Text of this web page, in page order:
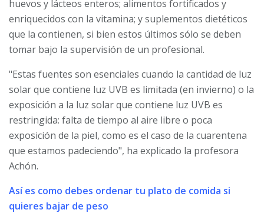
huevos y lácteos enteros; alimentos fortificados y
enriquecidos con la vitamina; y suplementos dietéticos
que la contienen, si bien estos últimos sólo se deben
tomar bajo la supervisión de un profesional.
"Estas fuentes son esenciales cuando la cantidad de luz
solar que contiene luz UVB es limitada (en invierno) o la
exposición a la luz solar que contiene luz UVB es
restringida: falta de tiempo al aire libre o poca
exposición de la piel, como es el caso de la cuarentena
que estamos padeciendo", ha explicado la profesora
Achón.
Así es como debes ordenar tu plato de comida si
quieres bajar de peso